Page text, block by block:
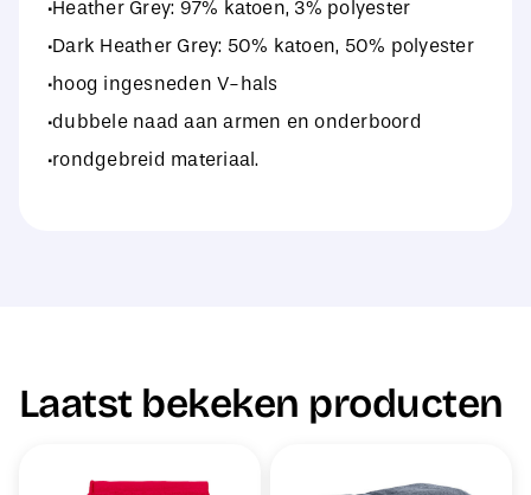
·Heather Grey: 97% katoen, 3% polyester
·Dark Heather Grey: 50% katoen, 50% polyester
·hoog ingesneden V-hals
·dubbele naad aan armen en onderboord
·rondgebreid materiaal.
Laatst bekeken producten